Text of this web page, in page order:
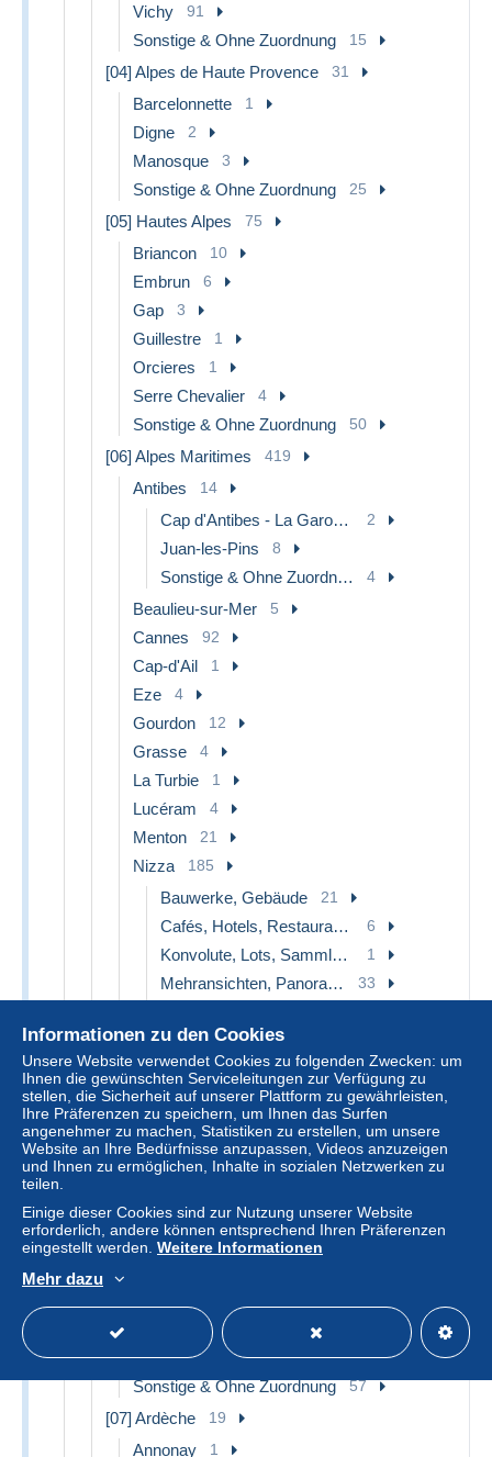
Vichy 91
Sonstige & Ohne Zuordnung 15
[04] Alpes de Haute Provence 31
Barcelonnette 1
Digne 2
Manosque 3
Sonstige & Ohne Zuordnung 25
[05] Hautes Alpes 75
Briancon 10
Embrun 6
Gap 3
Guillestre 1
Orcieres 1
Serre Chevalier 4
Sonstige & Ohne Zuordnung 50
[06] Alpes Maritimes 419
Antibes 14
Cap d'Antibes - La Garoupe 2
Juan-les-Pins 8
Sonstige & Ohne Zuordnung 4
Beaulieu-sur-Mer 5
Cannes 92
Cap-d'Ail 1
Eze 4
Gourdon 12
Grasse 4
La Turbie 1
Lucéram 4
Menton 21
Nizza 185
Bauwerke, Gebäude 21
Cafés, Hotels, Restaurants 6
Konvolute, Lots, Sammlungen 1
Mehransichten, Panoramakarten 33
Parks, Gärten 40
Schiffahrt - Hafen 14
Szenen (Vieux-Nice) 4
Sonstige & Ohne Zuordnung 60
Roquebrune-Cap-Martin 1
Saint-Martin-Vésubie 3
Saint-Paul 3
Villefranche-sur-Mer 7
Sonstige & Ohne Zuordnung 57
[07] Ardèche 19
Annonay 1
Informationen zu den Cookies
Unsere Website verwendet Cookies zu folgenden Zwecken: um
Ihnen die gewünschten Serviceleitungen zur Verfügung zu
stellen, die Sicherheit auf unserer Plattform zu gewährleisten,
Ihre Präferenzen zu speichern, um Ihnen das Surfen
angenehmer zu machen, Statistiken zu erstellen, um unsere
Website an Ihre Bedürfnisse anzupassen, Videos anzuzeigen
und Ihnen zu ermöglichen, Inhalte in sozialen Netzwerken zu
teilen.
Einige dieser Cookies sind zur Nutzung unserer Website
erforderlich, andere können entsprechend Ihren Präferenzen
eingestellt werden. Weitere Informationen
Mehr dazu